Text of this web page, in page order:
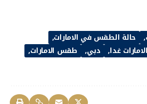
حالة الطقس في الامارات
غدا
دبي
طقس الامارات